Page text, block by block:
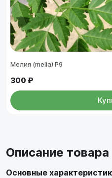
Мелия (melia) Р9
300 ₽
Описание товара
Основные